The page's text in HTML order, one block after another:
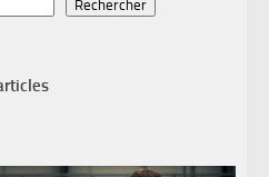
Rechercher